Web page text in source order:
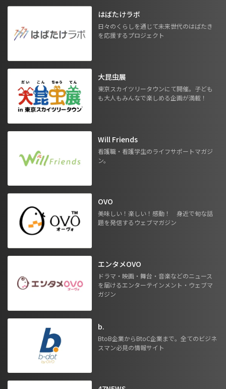
はばたけラボ
日々のくらしを通じて未来世代のはばたき
を応援するプロジェクト
大昆虫展
東京スカイツリータウンにて開催。子ども
も大人もみんなで楽しめる企画が満載！
Will Friends
看護職・看護学生のライフサポートマガジ
ン。
OVO
美味しい！楽しい！感動！ 身近で旬な話
題を発信するウェブマガジン
エンタメOVO
ドラマ・映画・舞台・音楽などのニュース
を届けるエンターテインメント・ウェブマ
ガジン
b.
BtoB企業からBtoC企業まで。全てのビジネ
スマン必見の情報サイト